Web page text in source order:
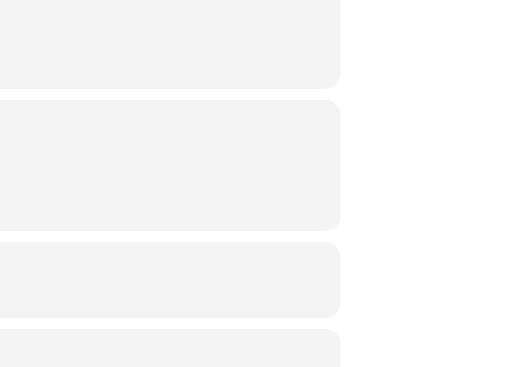
u autentičnom i umetnički obliku,